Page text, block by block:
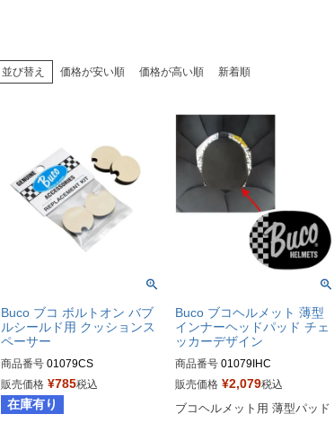
並び替え 価格が安い順 価格が高い順 新着順
Buco ブコ ボルトオン バブ
ルシールド用 クッションス
ペーサー
商品番号 01079CS
Buco（ブコ）
販売価格 ¥785税込
在庫有り
Buco ブコヘルメット 薄型
インナーヘッドパッド チェ
ッカーデザイン
商品番号 01079IHC
販売価格 ¥2,079税込
ブコヘルメット用 薄型パッド